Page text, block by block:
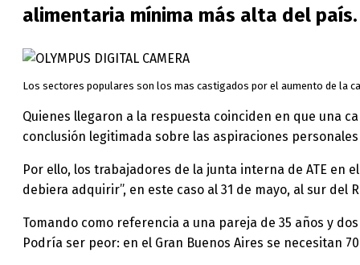
alimentaria mínima más alta del
Los sectores populares son los mas castigados por el aumento de la
Quienes llegaron a la respuesta coinciden en que una
conclusión legitimada sobre las aspiraciones
Por ello, los trabajadores de la junta interna de ATE en
debiera adquirir”, en este caso al 31 de mayo, al sur del
Tomando como referencia a una pareja de 35 años y
Podría ser peor: en el Gran Buenos Aires se necesitan